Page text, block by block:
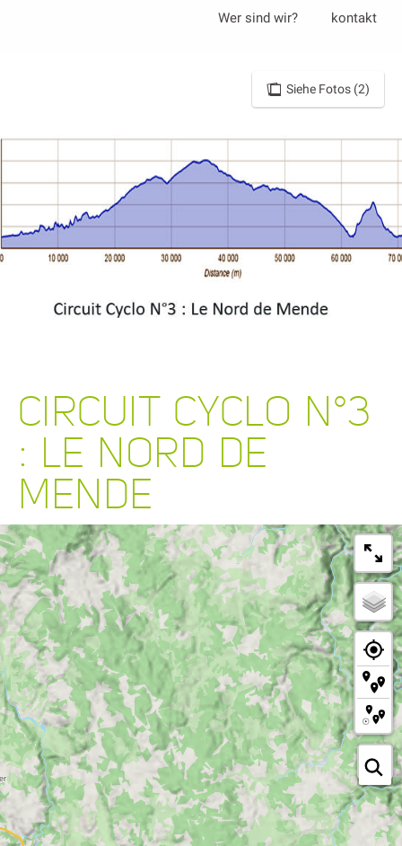
Wer sind wir? kontakt
Siehe Fotos (2)
CIRCUIT CYCLO N°3
: LE NORD DE
MENDE